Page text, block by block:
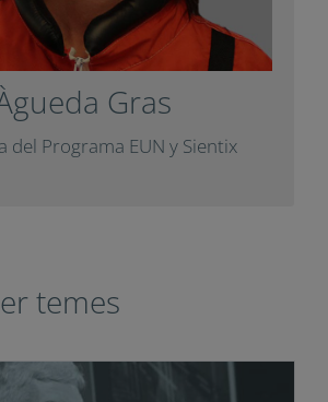
Gras
del Programa EUN y Sientix
entrevista para la revista
temes